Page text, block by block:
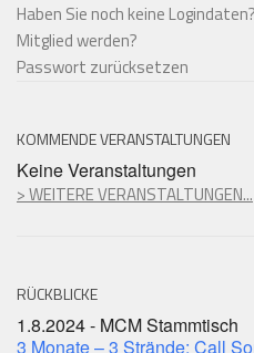
Haben Sie noch keine Logindaten?
Mitglied werden?
Passwort zurücksetzen
KOMMENDE VERANSTALTUNGEN
Keine Veranstaltungen
> WEITERE VERANSTALTUNGEN...
RÜCKBLICKE
1.8.2024 - MCM Stammtisch
3 Monate – 3 Strände: Call